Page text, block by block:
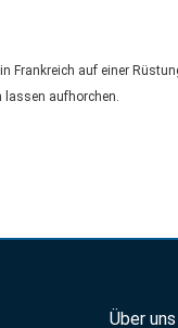
Frankreich auf einer
lassen aufhorchen.
Über uns